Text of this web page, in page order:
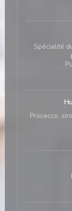
Spécialité
Procecco,